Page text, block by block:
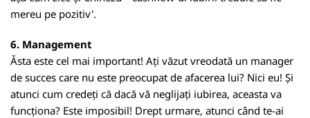
mereu pe pozitiv'.
6. Management
Ăsta este cel mai important! Ați văzut vreodată un manager
de succes care nu este preocupat de afacerea lui? Nici eu! Și
atunci cum credeți că dacă vă neglijați iubirea, aceasta va
funcționa? Este imposibil! Drept urmare, atunci când te-ai